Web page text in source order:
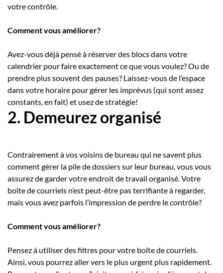
votre contrôle.
Comment vous améliorer?
Avez-vous déjà pensé à réserver des blocs dans votre
calendrier pour faire exactement ce que vous voulez? Ou de
prendre plus souvent des pauses? Laissez-vous de l’espace
dans votre horaire pour gérer les imprévus (qui sont assez
constants, en fait) et usez de stratégie!
2. Demeurez organisé
Contrairement à vos voisins de bureau qui ne savent plus
comment gérer la pile de dossiers sur leur bureau, vous vous
assurez de garder votre endroit de travail organisé. Votre
boîte de courriels n’est peut-être pas terrifiante à regarder,
mais vous avez parfois l’impression de perdre le contrôle?
Comment vous améliorer?
Pensez à utiliser des filtres pour votre boîte de courriels.
Ainsi, vous pourrez aller vers le plus urgent plus rapidement.